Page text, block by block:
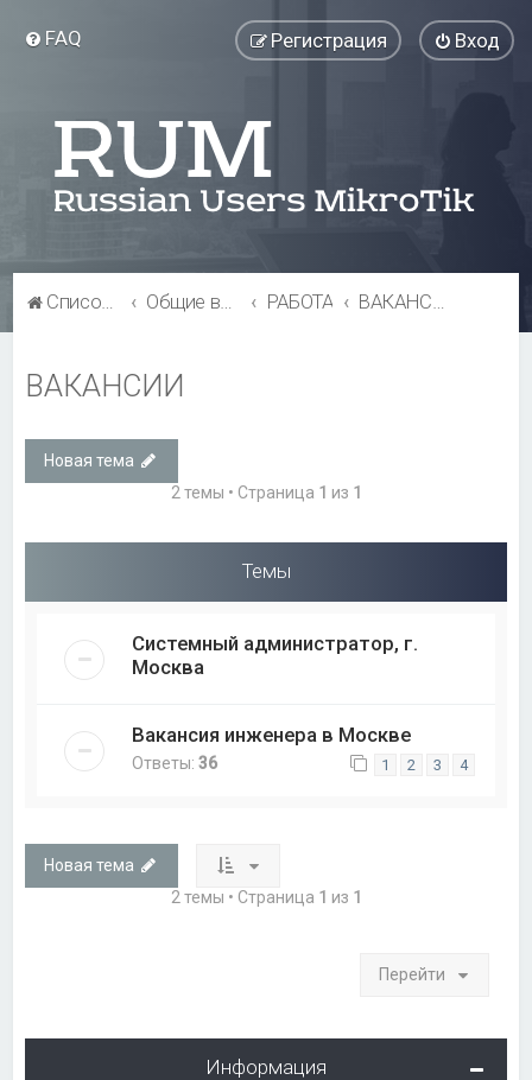
FAQ Вход
Регистрация
Список форумов Общие вопросы РАБОТА ВАКАНСИИ
ВАКАНСИИ
Новая тема
2 темы • Страница 1 из 1
Темы
Системный администратор, г.
Москва
Вакансия инженера в Москве
Ответы:36 1 2 3 4
Новая тема
2 темы • Страница 1 из 1
Перейти
Информация